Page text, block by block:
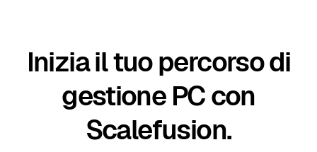
Inizia il tuo percorso di
gestione PC con
Scalefusion.